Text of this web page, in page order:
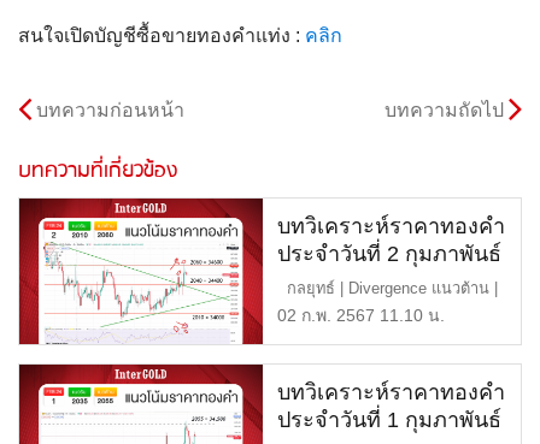
สนใจเปิดบัญชีซื้อขายทองคำแท่ง : คลิก
บทความก่อนหน้า บทความถัดไป
บทความที่เกี่ยวข้อง
บทวิเคราะห์ราคาทองคำ
ประจำวันที่ 2 กุมภาพันธ์
2567
กลยุทธ์ | Divergence แนวต้าน |
2,050-2,060 หรือ […]
02 ก.พ. 2567 11.10 น.
บทวิเคราะห์ราคาทองคำ
ประจำวันที่ 1 กุมภาพันธ์